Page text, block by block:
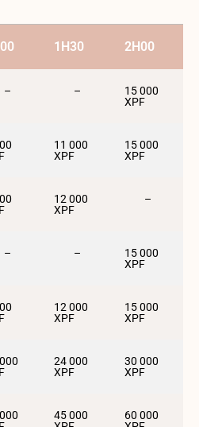
1H30 2H00
– –
15 000
XPF
11 000
XPF
15 000
XPF
12 000
XPF
–
– –
15 000
XPF
12 000
XPF
15 000
XPF
24 000
XPF
30 000
XPF
45 000
60 000